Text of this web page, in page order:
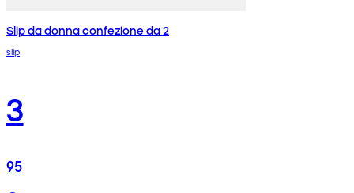
Slip da donna confezione da 2
slip
3
95